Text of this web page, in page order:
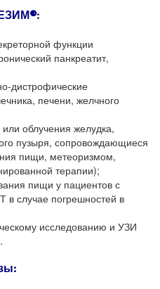
:
функции
панкреатит,
дистрофические
печени, желчного
облучения желудка,
пузыря, сопровождающиеся
пищи, метеоризмом,
терапии);
пищи у пациентов с
случае погрешностей в
исследованию и УЗИ